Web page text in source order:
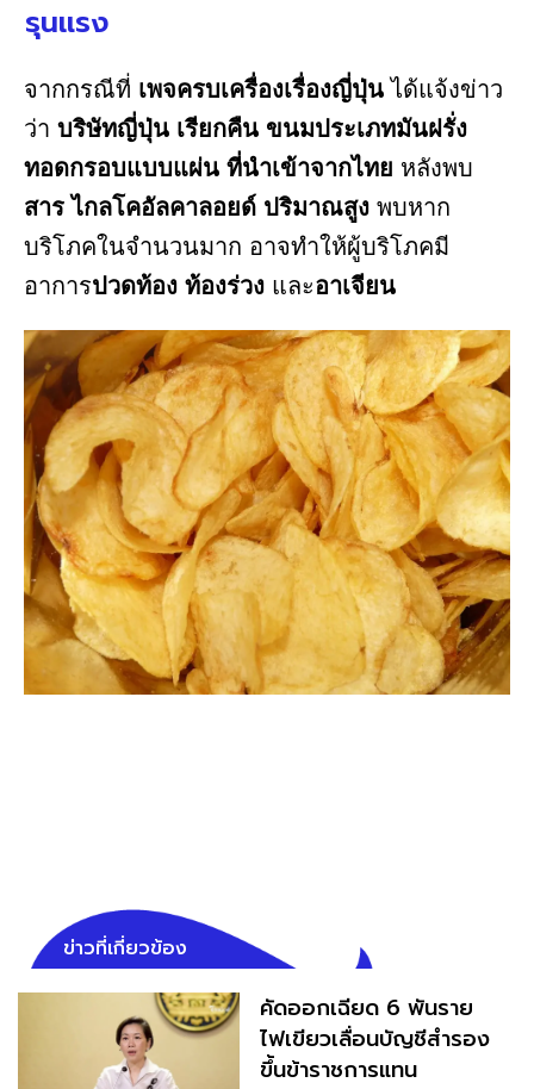
รุนแรง
จากกรณีที่ เพจครบเครื่องเรื่องญี่ปุ่น ได้แจ้งข่าว
ว่า บริษัทญี่ปุ่น เรียกคืน ขนมประเภทมันฝรั่ง
ทอดกรอบแบบแผ่น ที่นำเข้าจากไทย หลังพบ
สาร ไกลโคอัลคาลอยด์ ปริมาณสูง พบหาก
บริโภคในจำนวนมาก อาจทำให้ผู้บริโภคมี
อาการปวดท้อง ท้องร่วง และอาเจียน
ข่าวที่เกี่ยวข้อง
คัดออกเฉียด 6 พันราย
ไฟเขียวเลื่อนบัญชีสำรอง
ขึ้นข้าราชการแทน